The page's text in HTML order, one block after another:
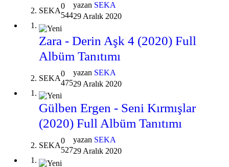
SEKA
0
544
yazan SEKA
29 Aralık 2020
Zara - Derin Aşk 4 (2020) Full
Albüm Tanıtımı
SEKA
0
475
yazan SEKA
29 Aralık 2020
Gülben Ergen - Seni Kırmışlar
(2020) Full Albüm Tanıtımı
SEKA
0
527
yazan SEKA
29 Aralık 2020